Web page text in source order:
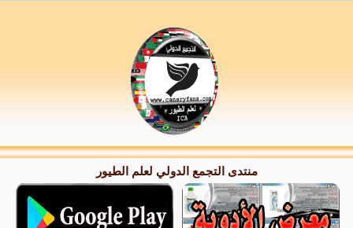
منتدى التجمع الدولي لعلم الطيور